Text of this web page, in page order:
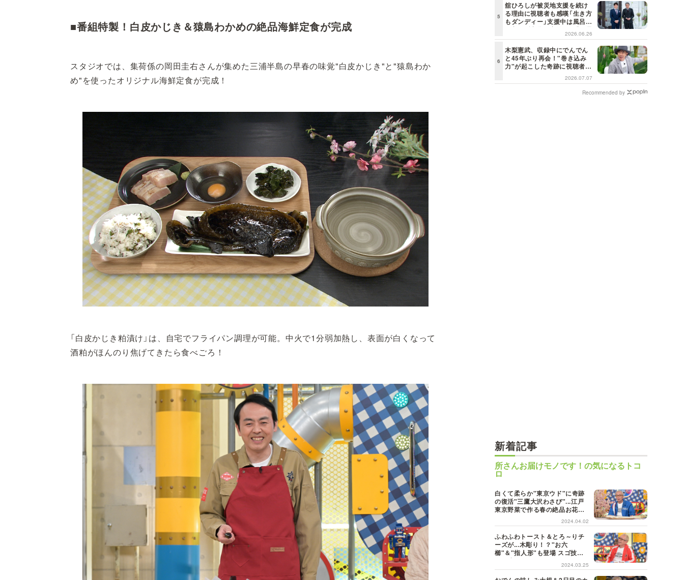
■番組特製！白皮かじき＆猿島わかめの絶品海鮮定食が完成
スタジオでは、集荷係の岡田圭右さんが集めた三浦半島の早春の味覚"白皮かじき"と"猿島わか
め"を使ったオリジナル海鮮定食が完成！
「白皮かじき粕漬け」は、自宅でフライパン調理が可能。中火で1分弱加熱し、表面が白くなって
酒粕がほんのり焦げてきたら食べごろ！
舘ひろしが被災地支援を続け
る理由に視聴者も感嘆「生き方
もダンディー」支援中は風呂に
も入らず寝袋で寝泊まり【日曜
日の初耳学】
2026.06.26
木梨憲武、収録中にでんでん
と45年ぶり再会！"巻き込み
力"が起こした奇跡に視聴者も
興奮「これがテレビの面白さだ
よね！」＜日曜日の初耳学＞
2026.07.07
Recommended by
新着記事
所さんお届けモノです！の気になるトコ
ロ
白くて柔らか"東京ウド"に奇跡
の復活"三鷹大沢わさび"...江戸
東京野菜で作る春の絶品お花見
2024.04.02
ふわふわトースト＆とろ～りチ
ーズが...木彫り！？"お六
櫛"＆"指人形"も登場 スゴ技職
人３連発
2024.03.25